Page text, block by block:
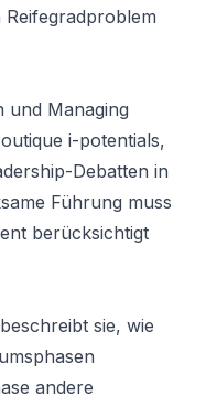
und Managing
i-potentials,
Debatten in
Führung muss
berücksichtigt
beschreibt sie, wie
andere